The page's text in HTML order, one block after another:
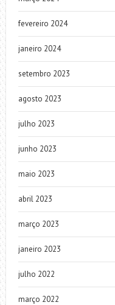
fevereiro 2024
janeiro 2024
setembro 2023
agosto 2023
julho 2023
junho 2023
maio 2023
abril 2023
março 2023
janeiro 2023
julho 2022
março 2022